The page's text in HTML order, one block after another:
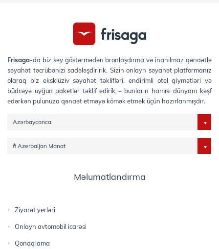
Frisaga-da biz səy göstərmədən bronlaşdırma və inanılmaz qənaətlə
səyahət təcrübənizi sadələşdiririk. Sizin onlayn səyahət platformanız
olaraq biz eksklüziv səyahət təklifləri, endirimli otel qiymətləri və
büdcəyə uyğun paketlər təklif edirik – bunların hamısı dünyanı kəşf
edərkən pulunuza qənaət etməyə kömək etmək üçün hazırlanmışdır.
Azərbaycanca
₼ Azerbaijan Manat
Məlumatlandırma
Ziyarət yerləri
Onlayn avtomobil icarəsi
Qonaqlama